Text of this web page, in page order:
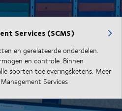
Services (SCMS)
en gerelateerde onderdelen.
en controle. Binnen
soorten toeleveringsketens. Meer
Services